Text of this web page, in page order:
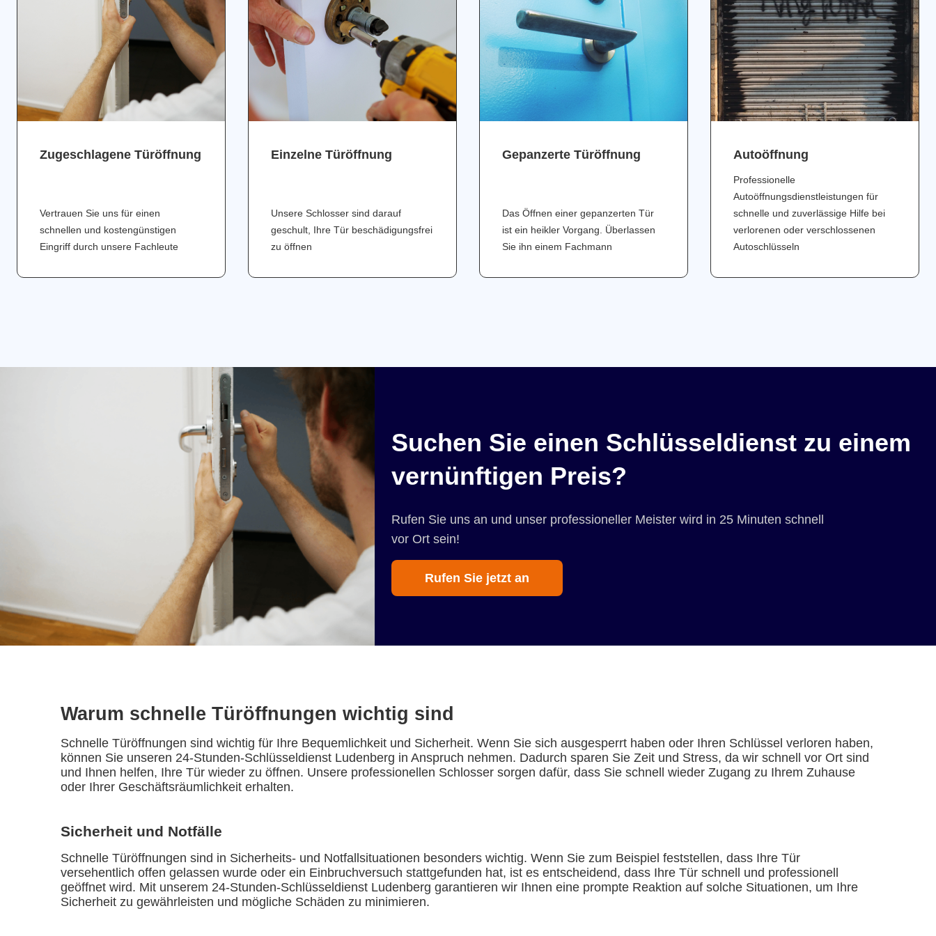
Zugeschlagene Türöffnung
Vertrauen Sie uns für einen
schnellen und kostengünstigen
Eingriff durch unsere Fachleute
Einzelne Türöffnung
Unsere Schlosser sind darauf
geschult, Ihre Tür beschädigungsfrei
zu öffnen
Gepanzerte Türöffnung
Das Öffnen einer gepanzerten Tür
ist ein heikler Vorgang. Überlassen
Sie ihn einem Fachmann
Аutoöffnung
Professionelle
Autoöffnungsdienstleistungen für
schnelle und zuverlässige Hilfe bei
verlorenen oder verschlossenen
Autoschlüsseln
Suchen Sie einen Schlüsseldienst zu einem
vernünftigen Preis?
Rufen Sie uns an und unser professioneller Meister wird in 25 Minuten schnell
vor Ort sein!
Rufen Sie jetzt an
Warum schnelle Türöffnungen wichtig sind
Schnelle Türöffnungen sind wichtig für Ihre Bequemlichkeit und Sicherheit. Wenn Sie sich ausgesperrt haben oder Ihren Schlüssel verloren haben,
können Sie unseren 24-Stunden-Schlüsseldienst Ludenberg in Anspruch nehmen. Dadurch sparen Sie Zeit und Stress, da wir schnell vor Ort sind
und Ihnen helfen, Ihre Tür wieder zu öffnen. Unsere professionellen Schlosser sorgen dafür, dass Sie schnell wieder Zugang zu Ihrem Zuhause
oder Ihrer Geschäftsräumlichkeit erhalten.
Sicherheit und Notfälle
Schnelle Türöffnungen sind in Sicherheits- und Notfallsituationen besonders wichtig. Wenn Sie zum Beispiel feststellen, dass Ihre Tür
versehentlich offen gelassen wurde oder ein Einbruchversuch stattgefunden hat, ist es entscheidend, dass Ihre Tür schnell und professionell
geöffnet wird. Mit unserem 24-Stunden-Schlüsseldienst Ludenberg garantieren wir Ihnen eine prompte Reaktion auf solche Situationen, um Ihre
Sicherheit zu gewährleisten und mögliche Schäden zu minimieren.